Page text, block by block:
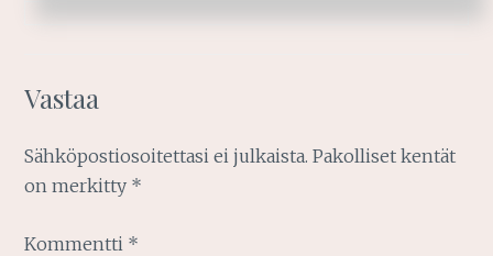
Vastaa
Sähköpostiosoitettasi ei julkaista. Pakolliset kentät
on merkitty *
Kommentti *